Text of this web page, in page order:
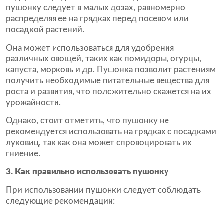
пушонку следует в малых дозах, равномерно
распределяя ее на грядках перед посевом или
посадкой растений.
Она может использоваться для удобрения
различных овощей, таких как помидоры, огурцы,
капуста, морковь и др. Пушонка позволит растениям
получить необходимые питательные вещества для
роста и развития, что положительно скажется на их
урожайности.
Однако, стоит отметить, что пушонку не
рекомендуется использовать на грядках с посадками
луковиц, так как она может спровоцировать их
гниение.
3. Как правильно использовать пушонку
При использовании пушонки следует соблюдать
следующие рекомендации: